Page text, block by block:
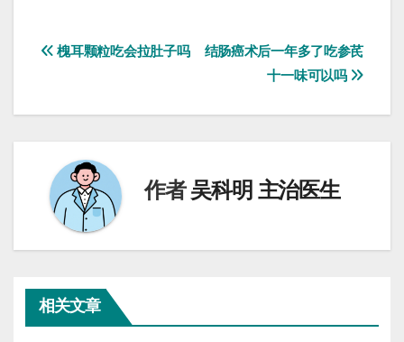
文
航
结肠癌术后一年多了吃参芪
十一味可以吗
槐耳颗粒吃会拉肚子吗
作者吴科明 主治医生
相关文章